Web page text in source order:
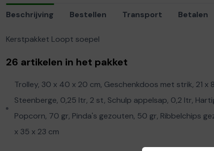
Beschrijving Bestellen Transport Betalen
Kerstpakket Loopt soepel
26 artikelen in het pakket
Trolley, 30 x 40 x 20 cm, Geschenkdoos met strik, 21 x
Steenberge, 0,25 ltr, 2 st, Schulp appelsap, 0,2 ltr,
Popcorn, 70 gr, Pinda's gezouten, 50 gr, Ribbelchips
x 35 x 23 cm